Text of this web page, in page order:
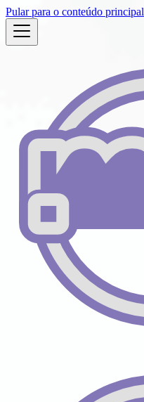
Pular para o conteúdo principal